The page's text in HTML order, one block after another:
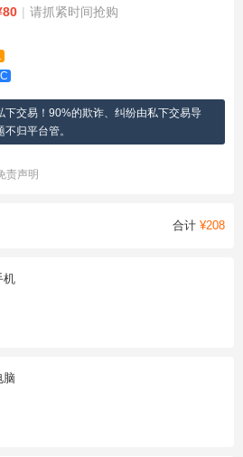
| 请抓紧时间抢购
下交易！90%的欺诈、纠纷由私下交易导
归平台管。
责声明
合计 ¥208
机
脑